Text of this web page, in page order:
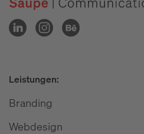
Leistungen:
Branding
Webdesign